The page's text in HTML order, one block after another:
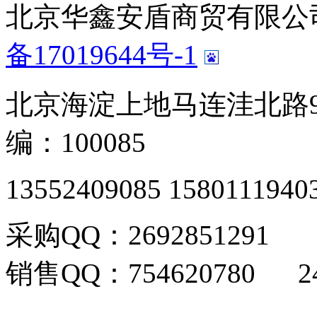
北京华鑫安盾商贸有限
备17019644号-1
北京海淀上地马连洼北
编：100085
13552409085
采购QQ：2692851291
销售QQ：754620780